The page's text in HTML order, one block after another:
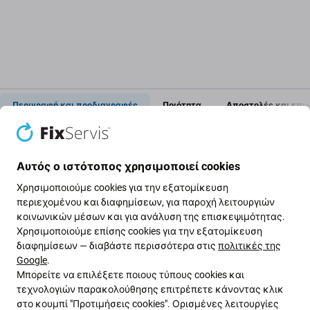
Περιγραφή και προδιαγραφές Ποιότητα Αποστολές και
Γυαλί πίσω κάμερας για Apple
iPhone 6S
Εάν έχετε καταστρέψει το γυαλί της πίσω κάμερας
στο Apple iPhone 6S , αυτό είναι το μέρος που
χρειάζεστε για να κάνετε τη συσκευή σας να
λειτουργεί ξανά και χωρίς ζημιά.
Αυτός ο ιστότοπος χρησιμοποιεί cookies
Χρησιμοποιούμε cookies για την εξατομίκευση
περιεχομένου και διαφημίσεων, για παροχή λειτουργιών
κοινωνικών μέσων και για ανάλυση της επισκεψιμότητας.
Χρησιμοποιούμε επίσης cookies για την εξατομίκευση
διαφημίσεων — διαβάστε περισσότερα στις πολιτικές της
Google.
Μπορείτε να επιλέξετε ποιους τύπους cookies και
τεχνολογιών παρακολούθησης επιτρέπετε κάνοντας κλικ
στο κουμπί "Προτιμήσεις cookies". Ορισμένες λειτουργίες